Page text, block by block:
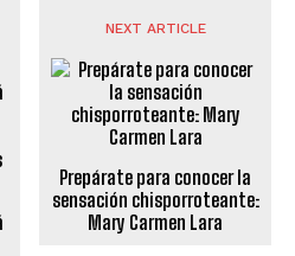
NEXT ARTICLE
Prepárate para conocer la
sensación chisporroteante:
Mary Carmen Lara